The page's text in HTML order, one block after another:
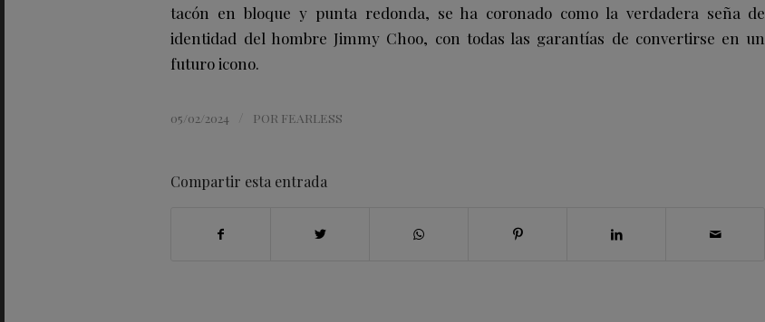
tacón en bloque y punta redonda, se ha coronado como la verdadera seña de
identidad del hombre Jimmy Choo, con todas las garantías de convertirse en un
futuro icono.
05/02/2024 POR FEARLESS
Compartir esta entrada